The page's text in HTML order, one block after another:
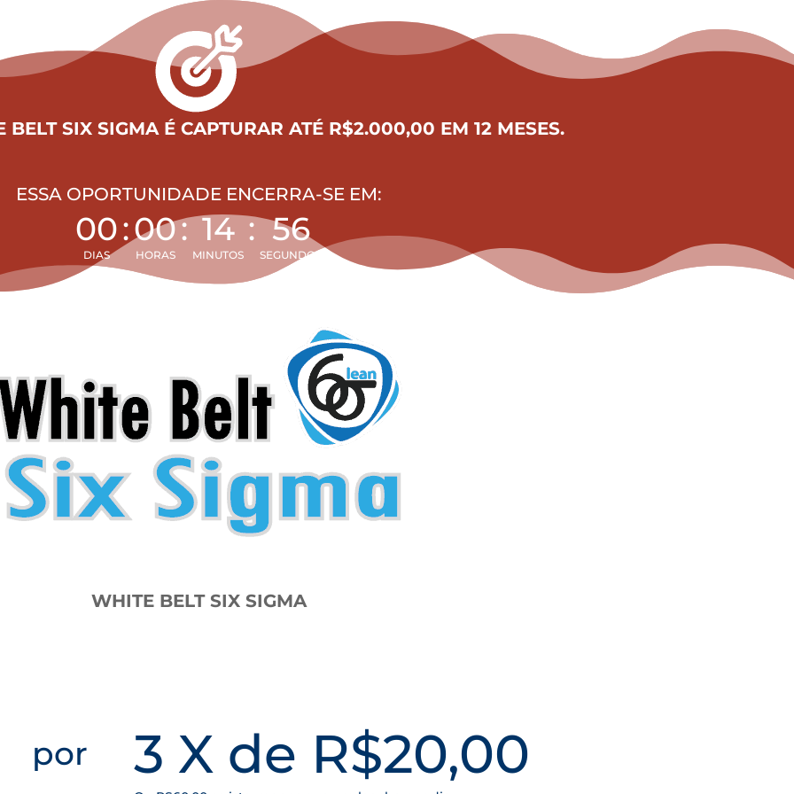
SIX SIGMA É CAPTURAR ATÉ R$2.000,00 EM 12 MESES.
ESSA OPORTUNIDADE ENCERRA-SE EM:
00
DIAS
:00
HORAS
: 14
MINUTOS
: 55
SEGUNDOS
WHITE BELT SIX SIGMA
por
3 X de R$20,00